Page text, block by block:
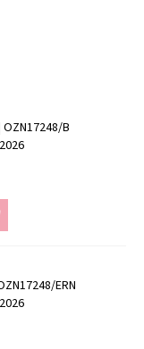
OZN17248/B
ERN